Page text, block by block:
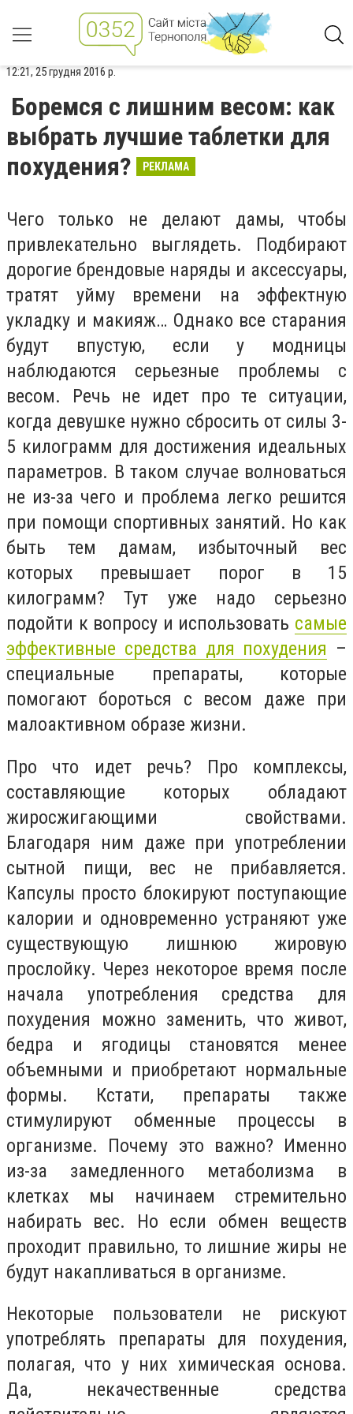
12:21, 25 грудня 2016 р.
Боремся с лишним весом: как
выбрать лучшие таблетки для
похудения?
РЕКЛАМА
Чего только не делают дамы, чтобы
привлекательно выглядеть. Подбирают
дорогие брендовые наряды и аксессуары,
тратят уйму времени на эффектную
укладку и макияж… Однако все старания
будут впустую, если у модницы
наблюдаются серьезные проблемы с
весом. Речь не идет про те ситуации,
когда девушке нужно сбросить от силы 3-
5 килограмм для достижения идеальных
параметров. В таком случае волноваться
не из-за чего и проблема легко решится
при помощи спортивных занятий. Но как
быть тем дамам, избыточный вес
которых превышает порог в 15
килограмм? Тут уже надо серьезно
подойти к вопросу и использовать самые
эффективные средства для похудения –
специальные препараты, которые
помогают бороться с весом даже при
малоактивном образе жизни.
Про что идет речь? Про комплексы,
составляющие которых обладают
жиросжигающими свойствами.
Благодаря ним даже при употреблении
сытной пищи, вес не прибавляется.
Капсулы просто блокируют поступающие
калории и одновременно устраняют уже
существующую лишнюю жировую
прослойку. Через некоторое время после
начала употребления средства для
похудения можно заменить, что живот,
бедра и ягодицы становятся менее
объемными и приобретают нормальные
формы. Кстати, препараты также
стимулируют обменные процессы в
организме. Почему это важно? Именно
из-за замедленного метаболизма в
клетках мы начинаем стремительно
набирать вес. Но если обмен веществ
проходит правильно, то лишние жиры не
будут накапливаться в организме.
Некоторые пользователи не рискуют
употреблять препараты для похудения,
полагая, что у них химическая основа.
Да, некачественные средства